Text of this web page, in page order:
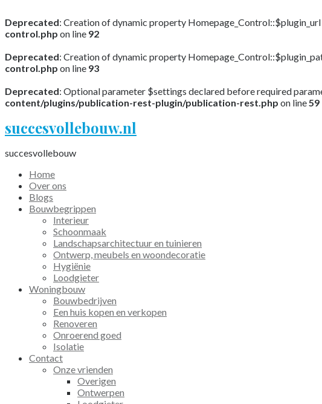
Deprecated: Creation of dynamic property
control.php on line 92
Deprecated: Creation of dynamic property
control.php on line 93
Deprecated: Optional parameter $settings declared before required
content/plugins/publication-rest-plugin/publication-rest.php on line59
succesvollebouw.nl
succesvollebouw
Home
Over ons
Blogs
Bouwbegrippen
Interieur
Schoonmaak
Landschapsarchitectuur en tuinieren
Ontwerp, meubels en woondecoratie
Hygiënie
Loodgieter
Woningbouw
Bouwbedrijven
Een huis kopen en verkopen
Renoveren
Onroerend goed
Isolatie
Contact
Onze vrienden
Overigen
Ontwerpen